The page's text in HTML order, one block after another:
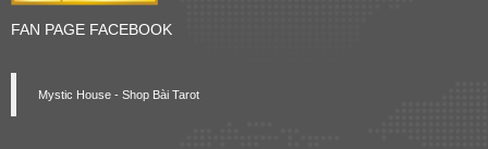
FAN PAGE FACEBOOK
Mystic House - Shop Bài Tarot